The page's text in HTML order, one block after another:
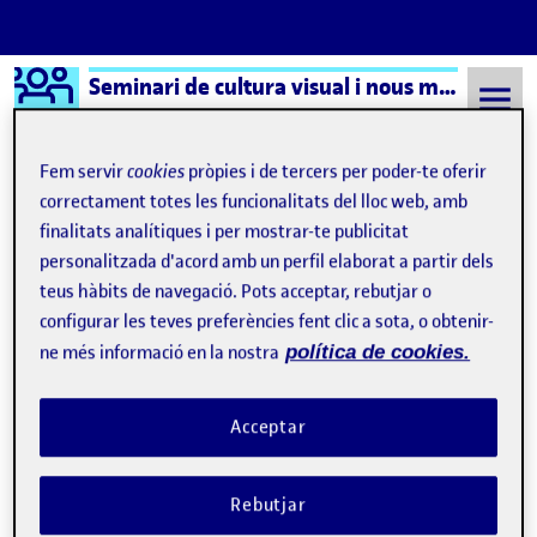
Saltar al contingut
Logo Ágora Seminari de cultura visual i nous mitjans – Aula 1
Semestre 20231 - Aula 1 Borrones
Borrones
Primeros pinitos en Snap!Borrones
Publicat per
Úrsula Bischofberger Valdes
Data de publicació3 novembre, 2024 2:58 pm
comentariel Primeros pinitos en Snap!
Hoy por fin he hecho un trabajo que se ha caracterizado por tres
cosas: – Uno, sabía lo que iba haciendo (casi) – Dos, me gustaba
el resultado. – Tres, me daba cuenta de las potencialidades de la
herramienta. He leído en los apuntes de programación (en mis
Fem servircookies pròpies i de tercers per poder-te oferir
correctament totes les funcionalitats del lloc web, amb
finalitats analítiques i per mostrar-te publicitat
personalitzada d'acord amb un perfil elaborat a partir dels
teus hàbits de navegació. Pots acceptar, rebutjar o
configurar les teves preferències fent clic a sota, o obtenir-
ne més informació en la nostra política de cookies.
Rebutjar
Acceptar